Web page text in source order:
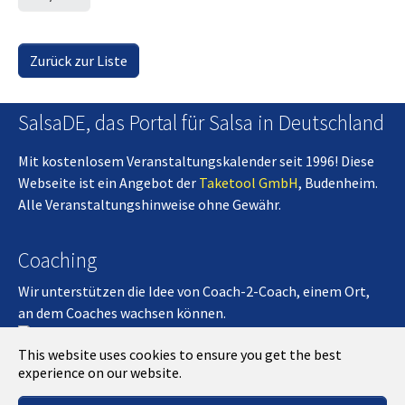
This website uses cookies to ensure you get the best
experience on our website.
Zurück zur Liste
SalsaDE, das Portal für Salsa in Deutschland
Mit kostenlosem Veranstaltungskalender seit 1996! Diese
Webseite ist ein Angebot der Taketool GmbH, Budenheim.
Alle Veranstaltungshinweise ohne Gewähr.
Coaching
Wir unterstützen die Idee von Coach-2-Coach, einem Ort,
an dem Coaches wachsen können.